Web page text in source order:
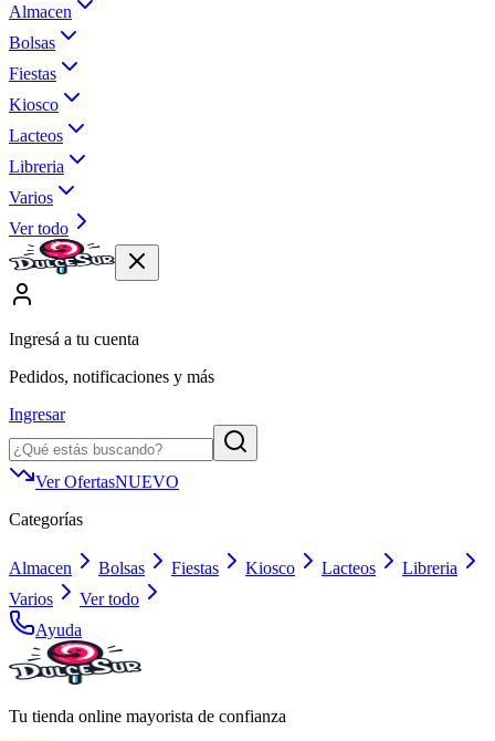
Almacen
Bolsas
Fiestas
Kiosco
Lacteos
Libreria
Varios
Ver todo
Ingresá a tu cuenta
Pedidos, notificaciones y más
Ingresar
Ver OfertasNUEVO
Categorías
Almacen Bolsas Fiestas Kiosco Lacteos
Libreria
Varios
Ver todo
Ayuda
Tu tienda online mayorista de confianza